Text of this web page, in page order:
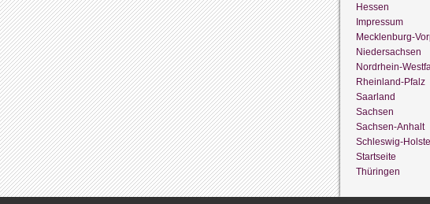
Hessen
Impressum
Mecklenburg-
Niedersachsen
Nordrhein-
Rheinland-Pfalz
Saarland
Sachsen
Sachsen-Anhalt
Schleswig-
Startseite
Thüringen